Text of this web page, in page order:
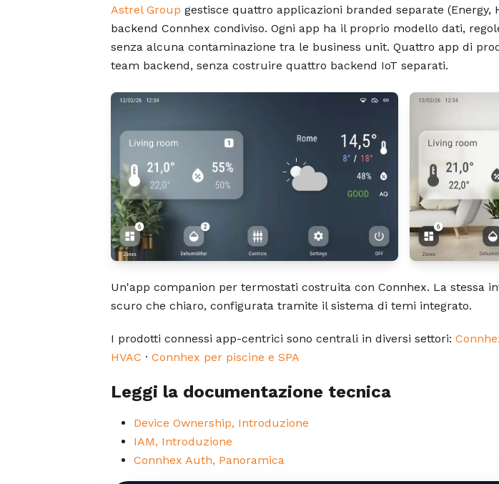
Astrel Group gestisce quattro applicazioni branded separate (Energy,
backend Connhex condiviso. Ogni app ha il proprio modello dati,
senza alcuna contaminazione tra le business unit. Quattro app di
team backend, senza costruire quattro backend IoT separati.
Un'app companion per termostati costruita con Connhex. La stessa
scuro che chiaro, configurata tramite il sistema di temi integrato.
I prodotti connessi app-centrici sono centrali in diversi settori:
HVAC · Connhex per piscine e SPA
Leggi la documentazione tecnica
Device Ownership, Introduzione
IAM, Introduzione
Connhex Auth, Panoramica